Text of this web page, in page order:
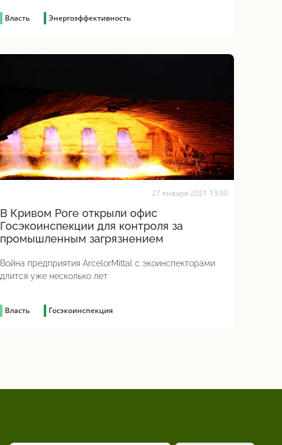
Власть Энергоэффективность
27 января 2021 13:00
В Кривом Роге открыли офис
Госэкоинспекции для контроля за
промышленным загрязнением
Война предприятия ArcelorMittal с экоинспекторами
длится уже несколько лет
Власть Госэкоинспекция